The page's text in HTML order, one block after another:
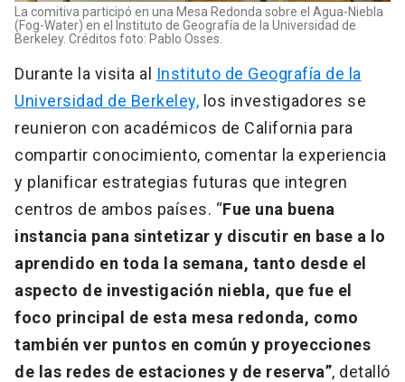
La comitiva participó en una Mesa Redonda sobre el Agua-Niebla
(Fog-Water) en el Instituto de Geografía de la Universidad de
Berkeley. Créditos foto: Pablo Osses.
Durante la visita al
Instituto de Geografía de la
Universidad de Berkeley, los investigadores se
reunieron con académicos de California para
compartir conocimiento, comentar la experiencia
y planificar estrategias futuras que integren
centros de ambos países. “Fue una buena
instancia pana sintetizar y discutir en base a lo
aprendido en toda la semana, tanto desde el
aspecto de investigación niebla, que fue el
foco principal de esta mesa redonda, como
también ver puntos en común y proyecciones
de las redes de estaciones y de reserva”, detalló